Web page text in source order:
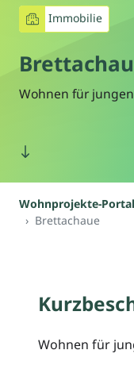
Immobilie
Wohnen für
Wohnprojekte-Portal
Brettachaue
Wohnen für